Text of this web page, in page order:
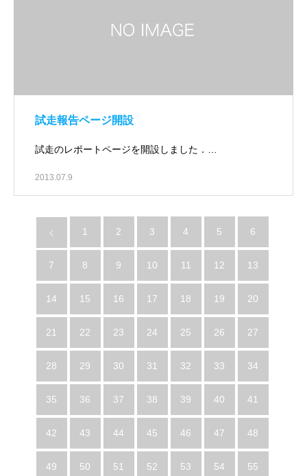
試走報告ページ開設
試走のレポートページを開設しました．…
2013.07.9
1 2 3 4 5 6
7 8 9 10 11 12 13
14 15 16 17 18 19 20
21 22 23 24 25 26 27
28 29 30 31 32 33 34
35 36 37 38 39 40 41
42 43 44 45 46 47 48
49 50 51 52 53 54 55